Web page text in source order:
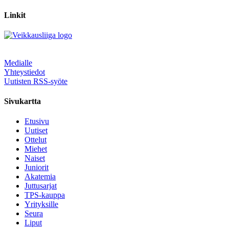
Linkit
Medialle
Yhteystiedot
Uutisten RSS-syöte
Sivukartta
Etusivu
Uutiset
Ottelut
Miehet
Naiset
Juniorit
Akatemia
Juttusarjat
TPS-kauppa
Yrityksille
Seura
Liput